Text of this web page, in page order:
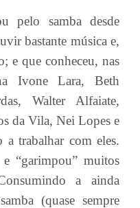
pelo samba desde
bastante música e,
e que conheceu, nas
Ivone Lara, Beth
Walter Alfaiate,
da Vila, Nei Lopes e
trabalhar com eles.
“garimpou” muitos
a ainda
(quase sempre